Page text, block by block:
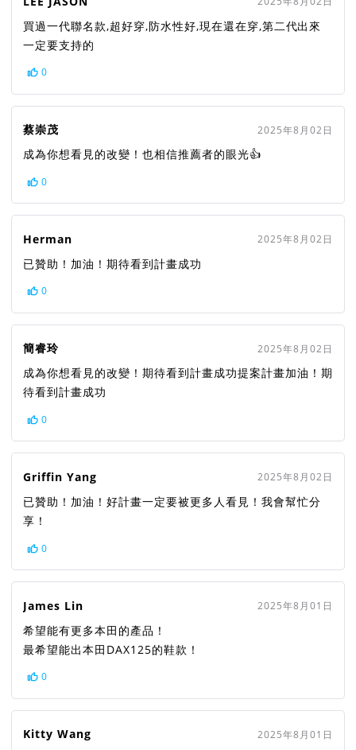
買過一代聯名款,超好穿,防水性好,現在還在穿,第二代出來
一定要支持的
0
蔡崇茂 2025年8月02日
成為你想看見的改變！也相信推薦者的眼光👍
0
Herman 2025年8月02日
已贊助！加油！期待看到計畫成功
0
簡睿玲 2025年8月02日
成為你想看見的改變！期待看到計畫成功提案計畫加油！期
待看到計畫成功
0
Griffin Yang 2025年8月02日
已贊助！加油！好計畫一定要被更多人看見！我會幫忙分
享！
0
James Lin 2025年8月01日
希望能有更多本田的產品！
最希望能出本田DAX125的鞋款！
0
Kitty Wang 2025年8月01日